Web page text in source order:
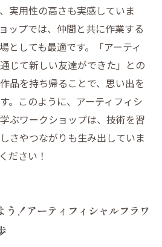
実用性の高さも実感していま
ップでは、仲間と共に作業する
としても最適です。「アーティ
じて新しい友達ができた」との
品を持ち帰ることで、思い出を
。このように、アーティフィシ
ぶワークショップは、技術を習
さやつながりも生み出していま
ださい！
う！アーティフィシャルフラワ